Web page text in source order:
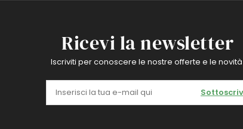
Ricevi la newsletter
Iscriviti per conoscere le nostre offerte e le